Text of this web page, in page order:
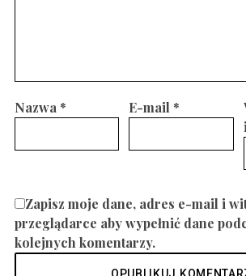
Nazwa * E-mail *
Zapisz moje dane, adres e-mail i
przeglądarce aby wypełnić dane
kolejnych komentarzy.